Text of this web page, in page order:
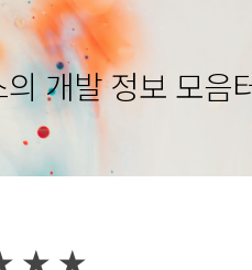
개발 정보 모음
★ ★ ★